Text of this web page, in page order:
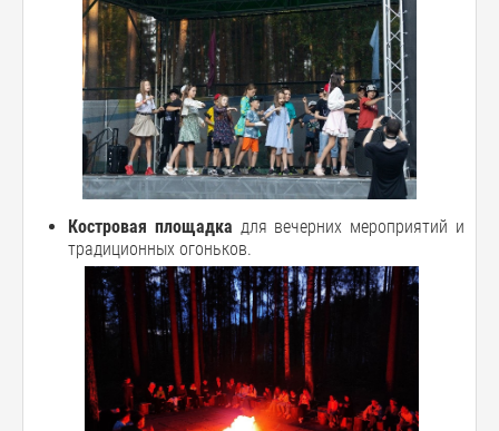
Костровая площадка для вечерних мероприятий и
традиционных огоньков.